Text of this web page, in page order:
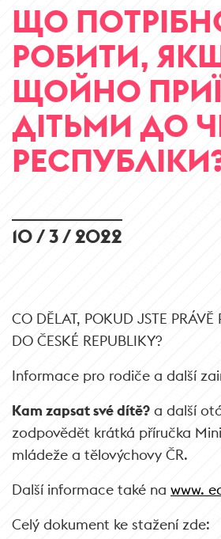
ЩО
РОБИТИ,
ЩОЙНО
ДІТЬМИ ДО
10 / 3 / 2022
CO DĚLAT, POKUD JSTE PRÁVĚ
DO ČESKÉ REPUBLIKY?
Informace pro rodiče a další
Kam zapsat své dítě? a další
zodpovědět krátká příručka
mládeže a tělovýchovy ČR.
Další informace také na www.
Celý dokument ke stažení zde: